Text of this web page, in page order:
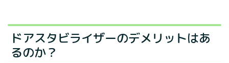
ドアスタビライザーのデメリットはあ
るのか？